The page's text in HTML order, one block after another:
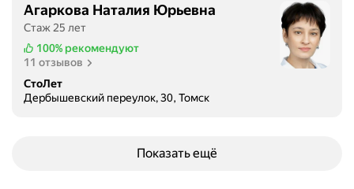
Агаркова Наталия Юрьевна
Стаж 25 лет
100% рекомендуют
11 отзывов
СтоЛет
Дербышевский переулок, 30, Томск
Показать ещё